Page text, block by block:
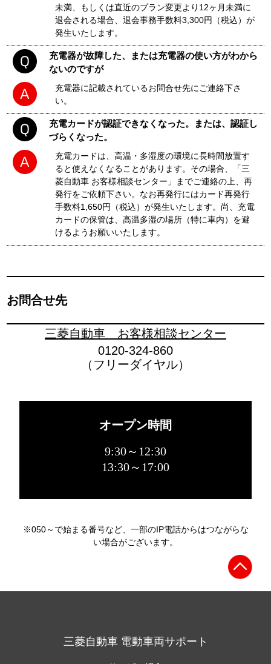
未満、もしくは直近のプラン変更より12ヶ月未満に
退会される場合、退会事務手数料3,300円（税込）が
発生いたします。
充電器が故障した、または充電器の使い方がわから
ないのですが
充電器に記載されているお問合せ先にご連絡下さ
い。
充電カードが認証できなくなった。または、認証し
づらくなった。
充電カードは、高温・多湿度の環境に長時間放置す
ると使えなくなることがあります。その場合、「三
菱自動車 お客様相談センター」までご連絡の上、再
発行をご依頼下さい。なお再発行にはカード再発行
手数料1,650円（税込）が発生いたします。尚、充電
カードの保管は、高温多湿の場所（特に車内）を避
けるようお願いいたします。
お問合せ先
三菱自動車 お客様相談センター
0120-324-860
（フリーダイヤル）
オープン時間
9:30～12:30
13:30～17:00
※050～で始まる番号など、一部のIP電話からはつながらな
い場合がございます。
三菱自動車 電動車両サポート